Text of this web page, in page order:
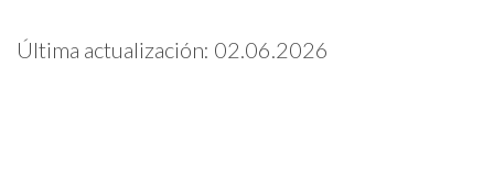
Última actualización: 02.06.2026